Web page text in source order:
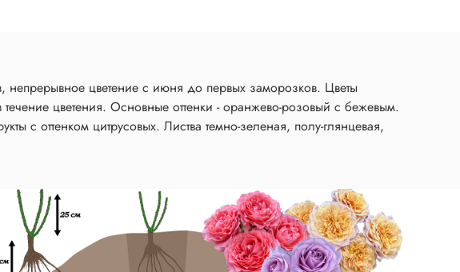
цветение с июня до первых заморозков. Цветы
цветения. Основные оттенки - оранжево-розовый с бежевым.
с оттенком цитрусовых. Листва темно-зеленая, полу-глянцевая,